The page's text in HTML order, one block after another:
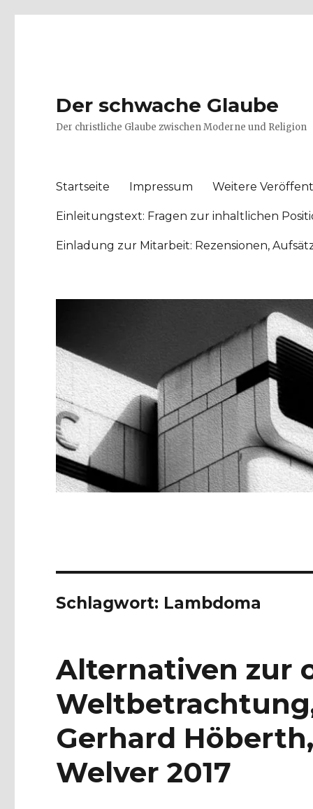
Der schwache Glaube
Der christliche Glaube zwischen Moderne und Religion
Startseite Impressum Weitere
Einleitungstext: Fragen zur inhaltlichen
Einladung zur Mitarbeit: Rezensionen,
Schlagwort: Lambdoma
Alternativen zur
Gerhard
Welver 2017